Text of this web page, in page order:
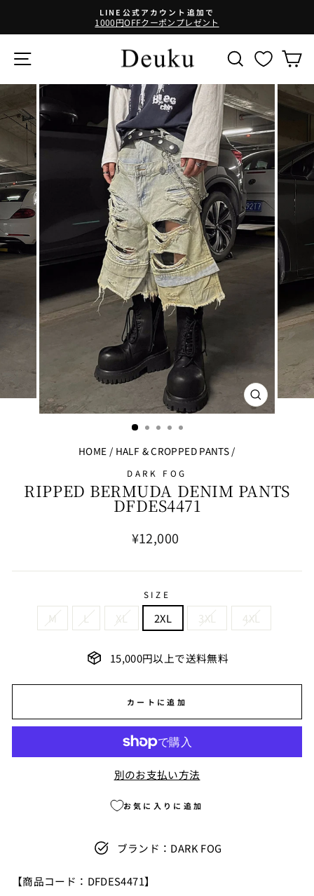
テ
ス
ッ
LINE公式アカウント追加で
1000円OFFクーポンプレゼント
サイトナビゲーション SEARCH
閉
じ
HOME / HALF & CROPPED PANTS /
DARK FOG
RIPPED BERMUDA DENIM PANTS
DFDES4471
通
格
¥12,000
SIZE
M L XL 2XL 3XL 4XL
15,000円以上で送料無料
カートに追加
別のお支払い方法
お気に入りに追加
ブランド：DARK FOG
【商品コード ：DFDES4471】